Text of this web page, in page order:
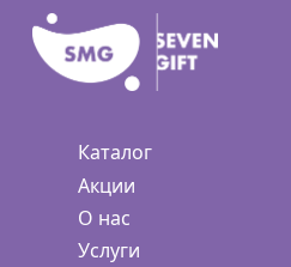
Каталог
Акции
О нас
Услуги